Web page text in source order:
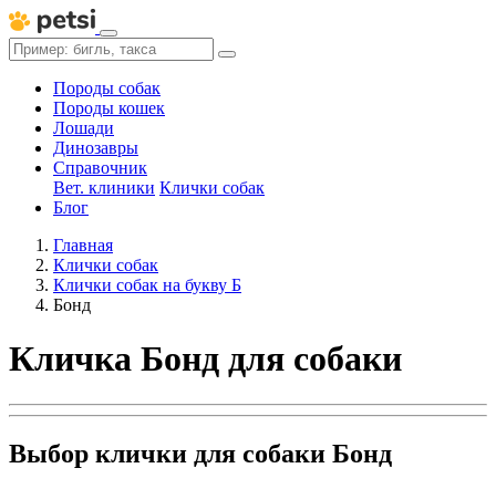
Породы собак
Породы кошек
Лошади
Динозавры
Справочник
Вет. клиники Клички собак
Блог
Главная
Клички собак
Клички собак на букву Б
Бонд
Кличка Бонд для собаки
Выбор клички для собаки Бонд